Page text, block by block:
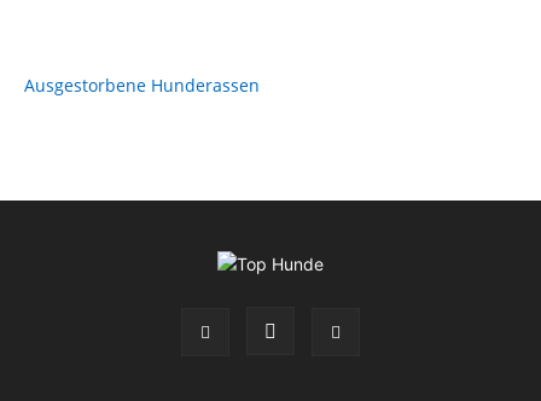
Ausgestorbene Hunderassen